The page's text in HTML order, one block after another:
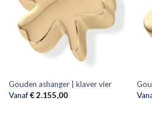
Gouden ashanger | klaver vier
Vanaf€2.155,00